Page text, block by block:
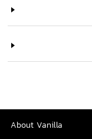
About Vanilla